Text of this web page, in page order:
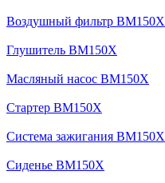
Воздушный фильтр BM150X
Глушитель BM150X
Масляный насос BM150X
Стартер BM150X
Система зажигания BM150X
Сиденье BM150X